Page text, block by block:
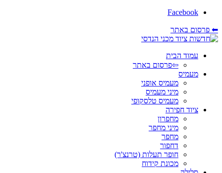
Facebook
⬅ פרסום באתר
עמוד הבית
⇦פרסום באתר
מעמיס
מעמיס אופני
מיני מעמיס
מעמיס טלסקופי
ציוד חפירה
מחפרון
מיני מחפר
מחפר
דחפור
חופר תעלות (טרנצ'ר)
מכונת קידוח